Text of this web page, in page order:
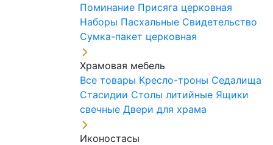
Поминание Присяга церковная
Наборы Пасхальные Свидетельство
Сумка-пакет церковная
Храмовая мебель
Все товары Кресло-троны Седалища
Стасидии Столы литийные Ящики
свечные Двери для храма
Иконостасы